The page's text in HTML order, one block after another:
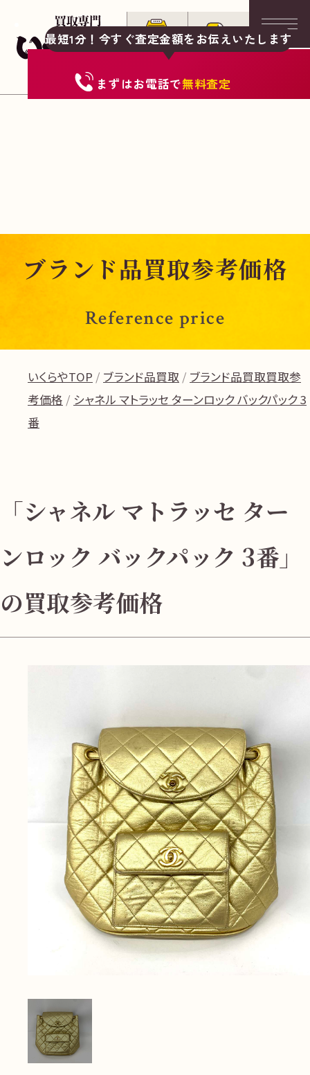
最短1分！今すぐ査定金額をお伝えいたします
まずはお電話で無料査定
無 料
電話で今すぐ無料査定
総合受付 10:00-19:00（年中無休）/通話料無料
メールで無料相談する
ブランド品買取参考価格
Reference price
いくらやTOP ブランド品買取
ブランド品買取買取参
考価格
シャネル マトラッセ ターンロック バックパック 3
番
「シャネル マトラッセ ター
ンロック バックパック 3番」
の買取参考価格